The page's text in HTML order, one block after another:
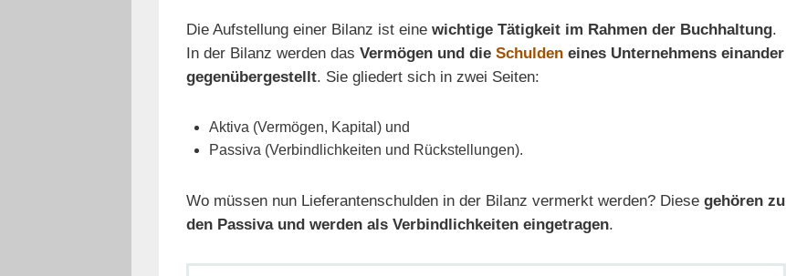
Die Aufstellung einer Bilanz ist eine wichtige Tätigkeit im Rahmen der Buchhaltung.
In der Bilanz werden das Vermögen und die Schuldeneines Unternehmens einander
gegenübergestellt. Sie gliedert sich in zwei Seiten:
Aktiva (Vermögen, Kapital) und
Passiva (Verbindlichkeiten und Rückstellungen).
Wo müssen nun Lieferantenschulden in der Bilanz vermerkt werden? Diese gehören zu
den Passiva und werden als Verbindlichkeiten eingetragen.